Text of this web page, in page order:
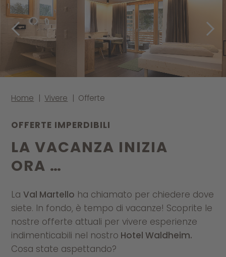
Previous Next
Home | Vivere | Offerte
OFFERTE IMPERDIBILI
LA VACANZA INIZIA
ORA …
LaVal Martello ha chiamato per chiedere dove
siete. In fondo, è tempo di vacanze! Scoprite le
nostre offerte attuali per vivere esperienze
indimenticabili nel nostro Hotel Waldheim.
Cosa state aspettando?